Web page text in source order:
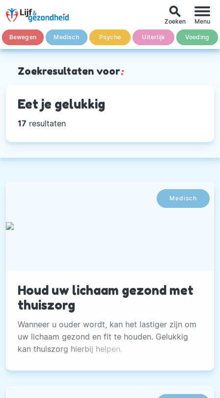
Bewegen Medisch Psyche Uiterlijk Voeding
search
Zoeken Menu
Zoekresultaten voor:
Eet je gelukkig
17 resultaten
Medisch
Houd uw lichaam gezond met
thuiszorg
Wanneer u ouder wordt, kan het lastiger zijn om
uw lichaam gezond en fit te houden. Gelukkig
kan thuiszorg hierbij helpen.